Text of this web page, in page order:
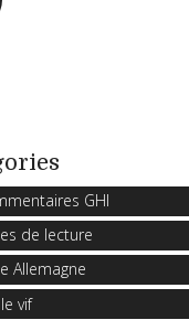
GHI
de lecture
Allemagne
vif